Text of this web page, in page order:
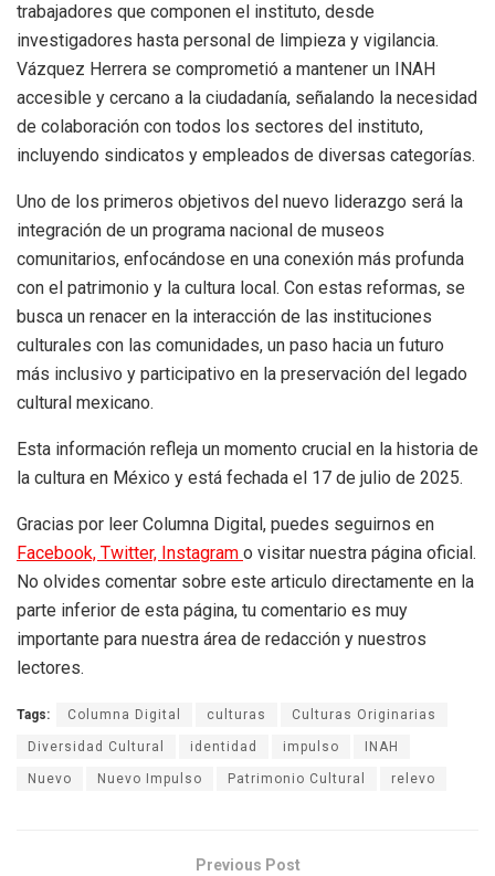
trabajadores que componen el instituto, desde
investigadores hasta personal de limpieza y vigilancia.
Vázquez Herrera se comprometió a mantener un INAH
accesible y cercano a la ciudadanía, señalando la necesidad
de colaboración con todos los sectores del instituto,
incluyendo sindicatos y empleados de diversas categorías.
Uno de los primeros objetivos del nuevo liderazgo será la
integración de un programa nacional de museos
comunitarios, enfocándose en una conexión más profunda
con el patrimonio y la cultura local. Con estas reformas, se
busca un renacer en la interacción de las instituciones
culturales con las comunidades, un paso hacia un futuro
más inclusivo y participativo en la preservación del legado
cultural mexicano.
Esta información refleja un momento crucial en la historia de
la cultura en México y está fechada el 17 de julio de 2025.
Gracias por leer Columna Digital, puedes seguirnos en
Facebook, Twitter, Instagram o visitar nuestra página oficial.
No olvides comentar sobre este articulo directamente en la
parte inferior de esta página, tu comentario es muy
importante para nuestra área de redacción y nuestros
lectores.
Tags: Columna Digital culturas Culturas Originarias
Diversidad Cultural identidad impulso INAH
Nuevo Nuevo Impulso Patrimonio Cultural relevo
Previous Post